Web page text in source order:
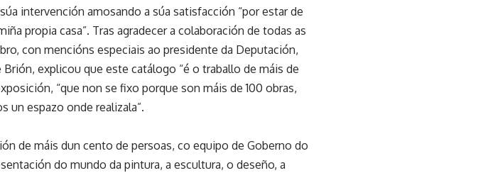
intervención amosando a súa satisfacción “por estar de
propia casa”. Tras agradecer a colaboración de todas as
con mencións especiais ao presidente da Deputación,
explicou que este catálogo “é o traballo de máis de
“que non se fixo porque son máis de 100 obras,
un espazo onde realizala”.
de máis dun cento de persoas, co equipo de Goberno do
do mundo da pintura, a escultura, o deseño, a